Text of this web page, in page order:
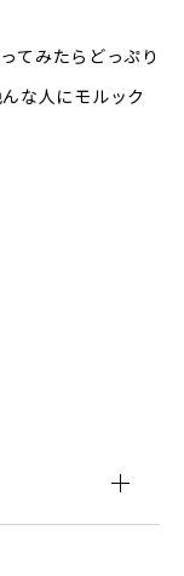
てみたらどっぷり
な人にモルック